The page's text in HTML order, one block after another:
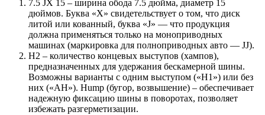
7.5 JX 15 – ширина обода 7.5 дюйма, диаметр 15
дюймов. Буква «X» свидетельствует о том, что диск
литой или кованный, буква «J» — что продукция
должна применяться только на моноприводных
машинах (маркировка для полноприводных авто — JJ).
H2 – количество концевых выступов (хампов),
предназначенных для удержания бескамерной шины.
Возможны варианты с одним выступом («Н1») или без
них («АН»). Hump (бугор, возвышение) – обеспечивает
надежную фиксацию шины в поворотах, позволяет
избежать разгерметизации.